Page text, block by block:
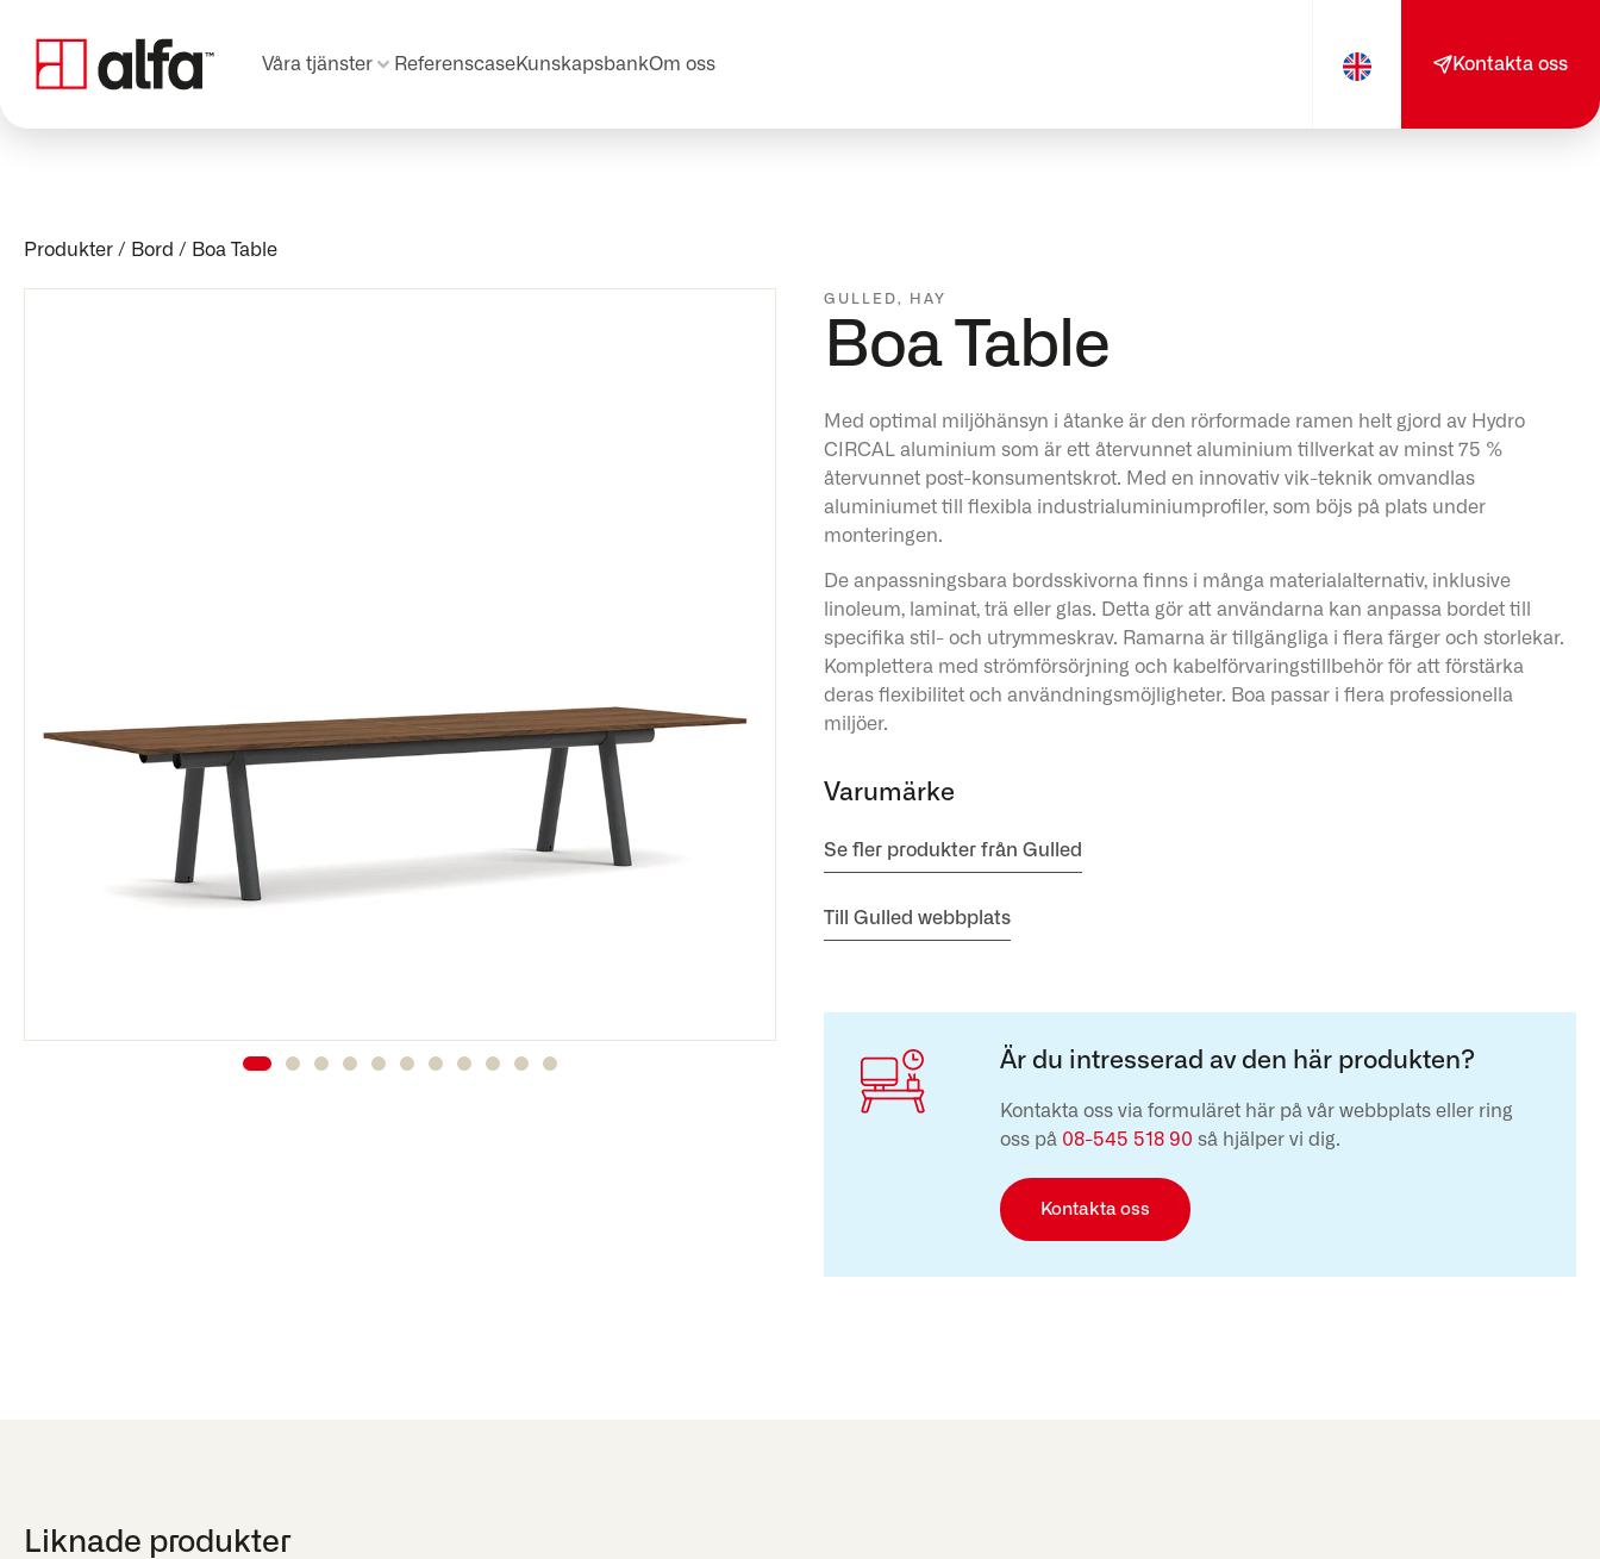
Våra tjänster ReferenscaseKunskapsbankOm oss Kontakta oss
Produkter / Bord / Boa Table
GULLED, HAY
Boa Table
Med optimal miljöhänsyn i åtanke är den rörformade ramen helt gjord av Hydro
CIRCAL aluminium som är ett återvunnet aluminium tillverkat av minst 75 %
återvunnet post-konsumentskrot. Med en innovativ vik-teknik omvandlas
aluminiumet till flexibla industrialuminiumprofiler, som böjs på plats under
monteringen.
De anpassningsbara bordsskivorna finns i många materialalternativ, inklusive
linoleum, laminat, trä eller glas. Detta gör att användarna kan anpassa bordet till
specifika stil- och utrymmeskrav. Ramarna är tillgängliga i flera färger och storlekar.
Komplettera med strömförsörjning och kabelförvaringstillbehör för att förstärka
deras flexibilitet och användningsmöjligheter. Boa passar i flera professionella
miljöer.
Varumärke
Se fler produkter från Gulled
Till Gulled webbplats
Är du intresserad av den här produkten?
Kontakta oss via formuläret här på vår webbplats eller ring
oss på 08-545 518 90 så hjälper vi dig.
Kontakta oss
Liknade produkter